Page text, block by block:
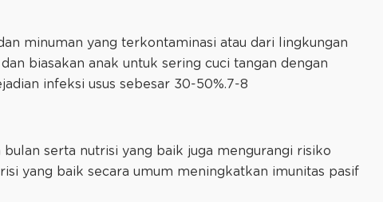
minuman yang terkontaminasi atau dari lingkungan
biasakan anak untuk sering cuci tangan dengan
infeksi usus sebesar 30-50%.7-8
serta nutrisi yang baik juga mengurangi risiko
yang baik secara umum meningkatkan imunitas pasif